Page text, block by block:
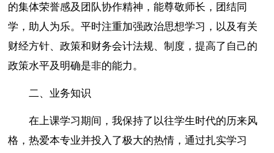
的集体荣誉感及团队协作精神，能尊敬师长，团结同
学，助人为乐。平时注重加强政治思想学习，以及有关
财经方针、政策和财务会计法规、制度，提高了自己的
政策水平及明确是非的能力。
二、业务知识
在上课学习期间，我保持了以往学生时代的历来风
格，热爱本专业并投入了极大的热情，通过扎实学习